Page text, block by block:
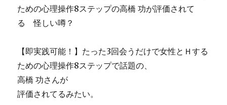
ための心理操作8ステップの高橋 功が評価されて
る 怪しい噂？
【即実践可能！】たった3回会うだけで女性とＨする
ための心理操作8ステップで話題の、
高橋 功さんが
評価されてるみたい。